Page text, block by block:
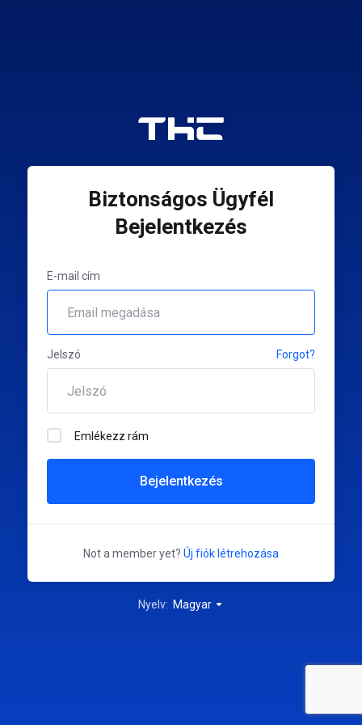
Biztonságos Ügyfél
Bejelentkezés
E-mail cím
Jelszó Forgot?
Emlékezz rám
Bejelentkezés
Not a member yet? Új fiók létrehozása
Nyelv: Magyar